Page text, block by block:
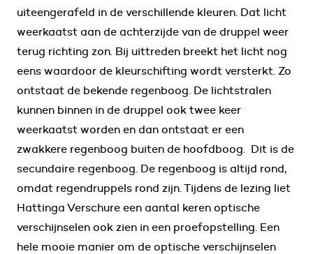
uiteengerafeld in de verschillende kleuren. Dat licht
weerkaatst aan de achterzijde van de druppel weer
terug richting zon. Bij uittreden breekt het licht nog
eens waardoor de kleurschifting wordt versterkt. Zo
ontstaat de bekende regenboog. De lichtstralen
kunnen binnen in de druppel ook twee keer
weerkaatst worden en dan ontstaat er een
zwakkere regenboog buiten de hoofdboog. Dit is de
secundaire regenboog. De regenboog is altijd rond,
omdat regendruppels rond zijn. Tijdens de lezing liet
Hattinga Verschure een aantal keren optische
verschijnselen ook zien in een proefopstelling. Een
hele mooie manier om de optische verschijnselen